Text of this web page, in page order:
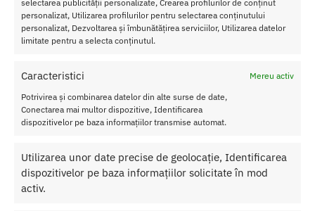
selectarea publicității personalizate, Crearea profilurilor de conținut
personalizat, Utilizarea profilurilor pentru selectarea conținutului
personalizat, Dezvoltarea și îmbunătățirea serviciilor, Utilizarea datelor
limitate pentru a selecta conținutul.
Caracteristici
Mereu activ
Potrivirea și combinarea datelor din alte surse de date,
Conectarea mai multor dispozitive, Identificarea
dispozitivelor pe baza informațiilor transmise automat.
Utilizarea unor date precise de geolocație, Identificarea
dispozitivelor pe baza informațiilor solicitate în mod
activ.
Cupa Menstruala Feel secure light blue este confectionata din
silicon medical flexibil, usor de glisat si usor de alunecat. Pentru o
insertie deosebit de usoara, puteti utiliza lubrifianti pe baza de apa
Pentru o utilizare mai usoara utilizati un lubrifiant pe baza de apa.
calda si sapun. Pentru o igienizare suplimentara puteti utiliza un
toycleaner.